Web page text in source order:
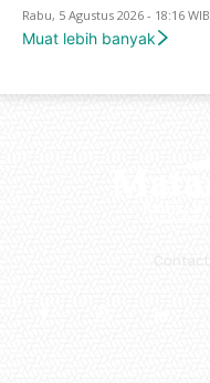
Rabu, 5 Agustus 2026 - 18:16 WIB
Muat lebih banyak